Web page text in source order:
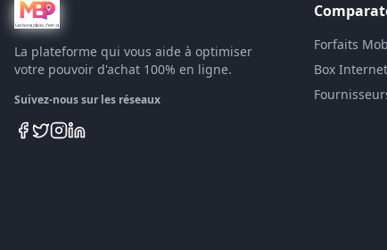
La plateforme qui vous aide à optimiser
votre pouvoir d'achat 100% en ligne.
Suivez-nous sur les réseaux
Forfaits
Box Internet